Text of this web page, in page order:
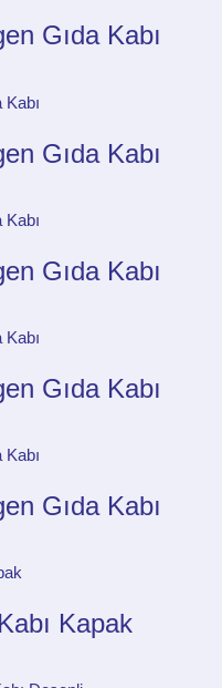
Gıda Kabı
Gıda Kabı
Gıda Kabı
Gıda Kabı
Gıda Kabı
Kapak